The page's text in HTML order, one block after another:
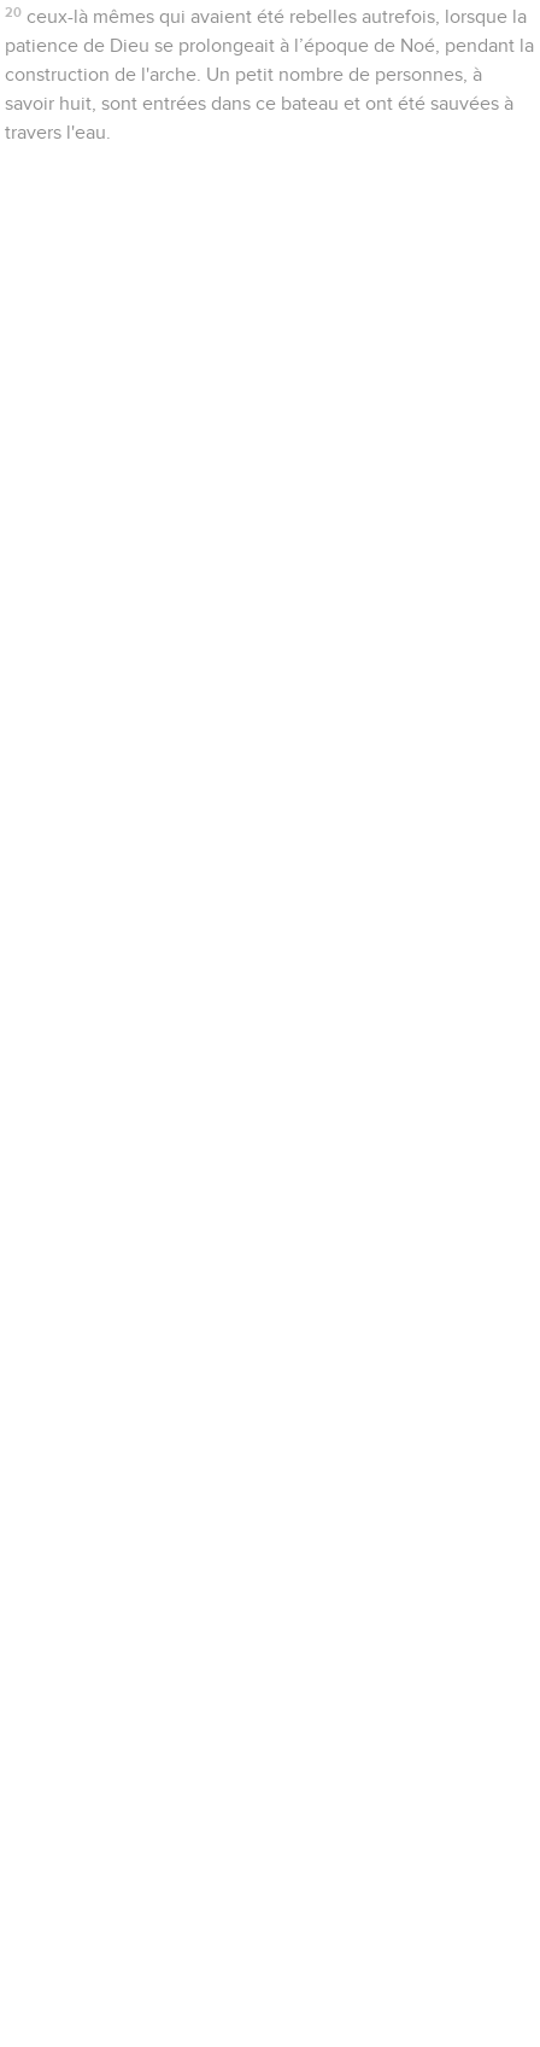
20 ceux-là mêmes qui avaient été rebelles autrefois, lorsque la
patience de Dieu se prolongeait à l’époque de Noé, pendant la
construction de l'arche. Un petit nombre de personnes, à
savoir huit, sont entrées dans ce bateau et ont été sauvées à
travers l'eau.